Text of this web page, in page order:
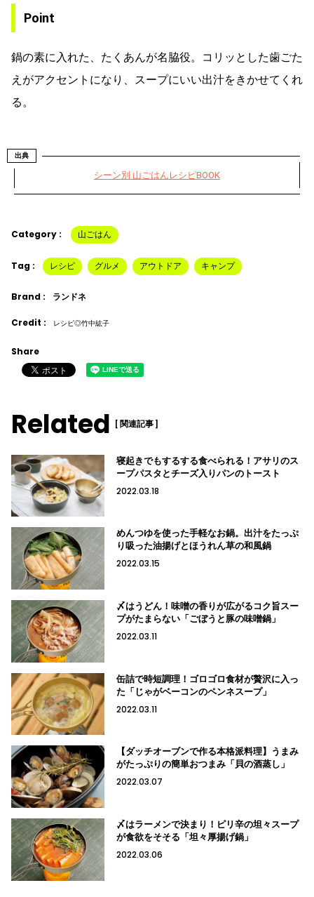
Point
鍋の素に入れた、たくあんが名脇役。コリッとした歯ごた
えがアクセントになり、スープにいい出汁をきかせてくれ
る。
出典
シーン別 山ごはんレシピBOOK
Category : 山ごはん
Tag : レシピ グルメ アウトドア キャンプ
Brand : ランドネ
Credit : レシピ◎竹中紘子
Share
Related [ 関連記事 ]
寝起きでもするする食べられる！アサリのス
ープパスタとチーズ入りパンのトースト
2022.03.18
めんつゆを使った手軽なお鍋。出汁をたっぷ
り吸った油揚げとほうれん草の和風鍋
2022.03.15
〆はうどん！味噌の香りが広がるコク旨スー
プがたまらない「ごぼうと豚の味噌鍋」
2022.03.11
缶詰で時短調理！ゴロゴロ食材が贅沢に入っ
た「じゃがベーコンのペンネスープ」
2022.03.11
【ダッチオーブンで作る本格派料理】うまみ
がたっぷりの簡単おつまみ「貝の酒蒸し」
2022.03.07
〆はラーメンで決まり！ピリ辛の坦々スープ
が食欲をそそる「坦々厚揚げ鍋」
2022.03.06